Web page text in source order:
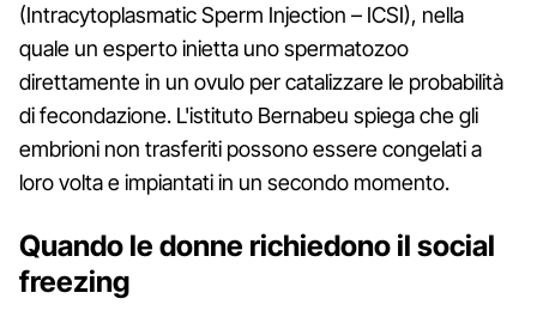
(Intracytoplasmatic Sperm Injection – ICSI), nella
quale un esperto inietta uno spermatozoo
direttamente in un ovulo per catalizzare le probabilità
di fecondazione. L'istituto Bernabeu spiega che gli
embrioni non trasferiti possono essere congelati a
loro volta e impiantati in un secondo momento.
Quando le donne richiedono il social
freezing